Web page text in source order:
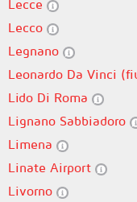
Lecce
Lecco
Legnano
Leonardo Da Vinci
Lido Di Roma
Lignano Sabbiadoro
Limena
Linate Airport
Livorno